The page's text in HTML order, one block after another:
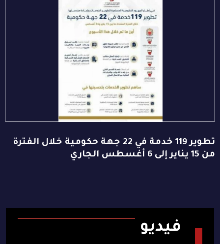
تطوير 119 خدمة في 22 جهة حكومية خلال الفترة
من 15 يناير إلى 6 أغسطس الجاري
فيديو